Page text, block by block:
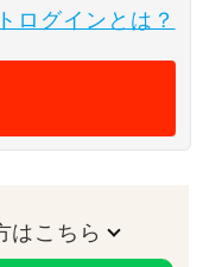
ログインとは？
はこちら